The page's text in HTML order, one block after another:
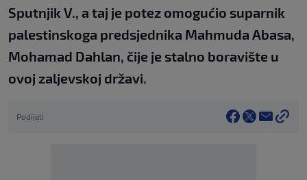
Sputnjik V., a taj je potez omogućio suparnik
palestinskoga predsjednika Mahmuda Abasa,
Mohamad Dahlan, čije je stalno boravište u
ovoj zaljevskoj državi.
Podijeli